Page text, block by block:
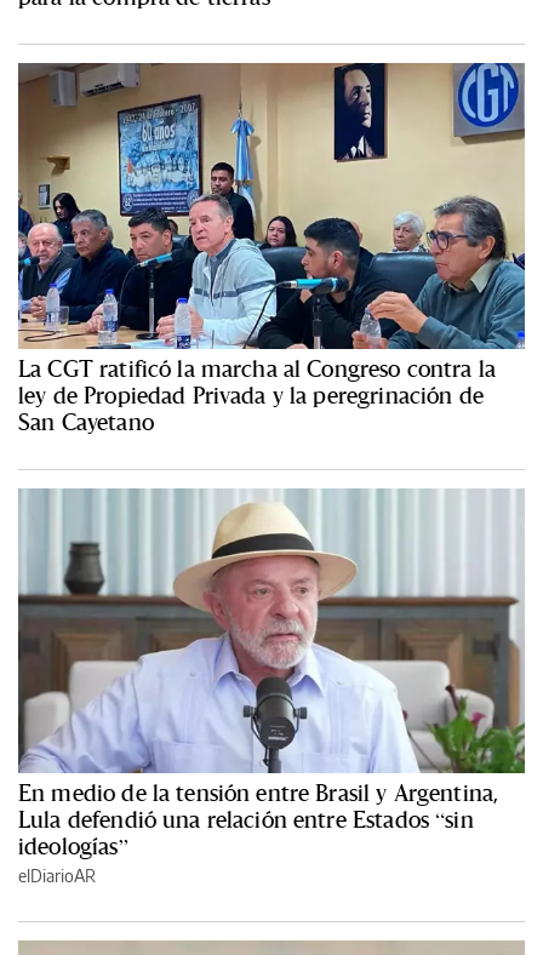
La CGT ratificó la marcha al Congreso contra la
ley de Propiedad Privada y la peregrinación de
San Cayetano
En medio de la tensión entre Brasil y Argentina,
Lula defendió una relación entre Estados “sin
ideologías”
elDiarioAR